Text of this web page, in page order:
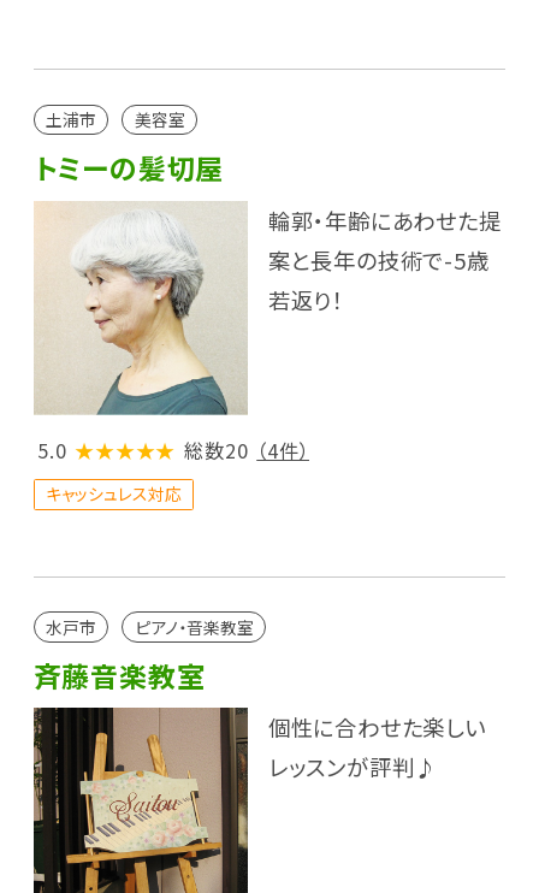
土浦市 美容室
トミーの髪切屋
輪郭・年齢にあわせた提
案と長年の技術で-5歳
若返り！
5.0 ★★★★★ 総数20 （4件）
キャッシュレス対応
水戸市 ピアノ・音楽教室
斉藤音楽教室
個性に合わせた楽しい
レッスンが評判♪